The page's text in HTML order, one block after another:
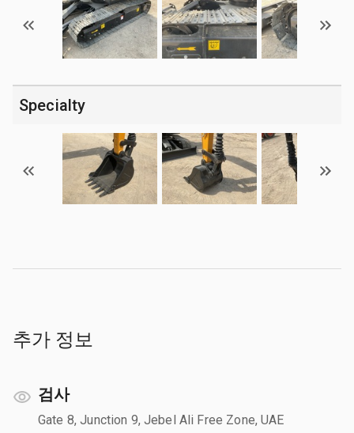
Specialty
추가 정보
검사
Gate 8, Junction 9, Jebel Ali Free Zone, UAE